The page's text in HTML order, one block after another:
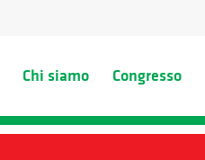
Chi siamo Congresso